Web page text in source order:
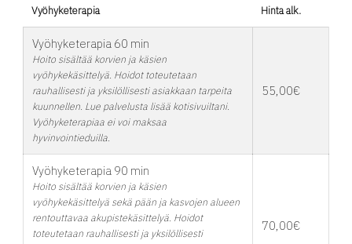
Vyöhyketerapia Hinta alk.
Vyöhyketerapia 60 min
Hoito sisältää korvien ja käsien
vyöhykekäsittelyä. Hoidot toteutetaan
rauhallisesti ja yksilöllisesti asiakkaan tarpeita
kuunnellen. Lue palvelusta lisää kotisivuiltani.
Vyöhyketerapiaa ei voi maksaa
hyvinvointieduilla.
55,00€
Vyöhyketerapia 90 min
Hoito sisältää korvien ja käsien
vyöhykekäsittelyä sekä pään ja kasvojen alueen
rentouttavaa akupistekäsittelyä. Hoidot
toteutetaan rauhallisesti ja yksilöllisesti
70,00€